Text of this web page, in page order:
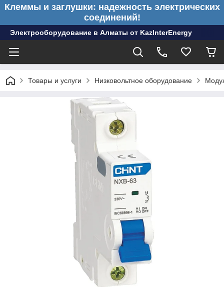
Клеммы и заглушки: надежность электрических
соединений!
Электрооборудование в Алматы от KazInterEnergy
Товары и услуги Низковольтное оборудование